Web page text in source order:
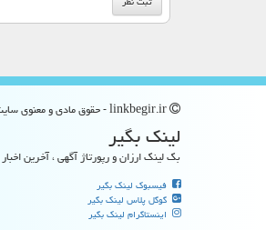
لینك بگیر
بک لینک ارزان و رپورتاژ آگهی ، آخرین
فیسبوک لینک بگیر
گوگل پلاس لینک بگیر
اینستاگرام لینک بگیر